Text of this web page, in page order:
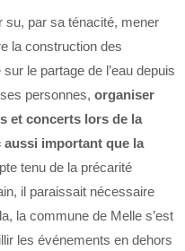
su, par sa ténacité, mener
la construction des
le partage de l’eau depuis
personnes, organiser
et concerts lors de la
important que la
tenu de la précarité
il paraissait nécessaire
la commune de Melle s’est
les événements en dehors